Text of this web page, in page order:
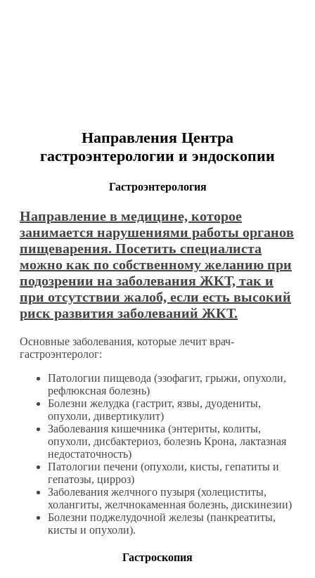
Направления Центра
гастроэнтерологии и эндоскопии
Гастроэнтерология
Направление в медицине, которое
занимается нарушениями работы органов
пищеварения. Посетить специалиста
можно как по собственному желанию при
подозрении на заболевания ЖКТ, так и
при отсутствии жалоб, если есть высокий
риск развития заболеваний ЖКТ.
Основные заболевания, которые лечит врач-
гастроэнтеролог:
Патологии пищевода (эзофагит, грыжи, опухоли,
рефлюксная болезнь)
Болезни желудка (гастрит, язвы, дуодениты,
опухоли, дивертикулит)
Заболевания кишечника (энтериты, колиты,
опухоли, дисбактериоз, болезнь Крона, лактазная
недостаточность)
Патологии печени (опухоли, кисты, гепатиты и
гепатозы, цирроз)
Заболевания желчного пузыря (холециститы,
холангиты, желчнокаменная болезнь, дискинезии)
Болезни поджелудочной железы (панкреатиты,
кисты и опухоли).
Гастроскопия